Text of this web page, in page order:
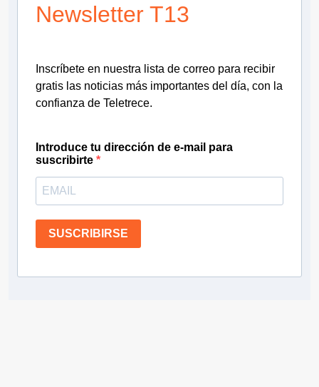
Newsletter T13
Inscríbete en nuestra lista de correo para recibir
gratis las noticias más importantes del día, con la
confianza de Teletrece.
Introduce tu dirección de e-mail para
suscribirte
SUSCRIBIRSE